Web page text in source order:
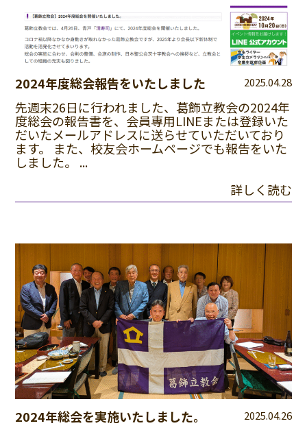
2024年度総会報告をいたしました 2025.04.28
先週末26日に行われました、葛飾立教会の2024年
度総会の報告書を、会員専用LINEまたは登録いた
だいたメールアドレスに送らせていただいており
ます。 また、校友会ホームページでも報告をいた
しました。 ...
詳しく読む
2024年総会を実施いたしました。 2025.04.26